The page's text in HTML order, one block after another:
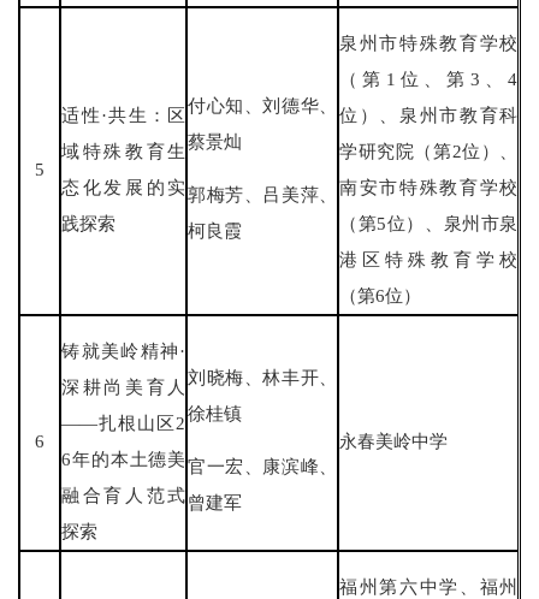
5
适性·共生：区
域特殊教育生
态化发展的实
践探索
付心知、刘德华、
蔡景灿
郭梅芳、吕美萍、
柯良霞
泉州市特殊教育学校
（第1位、第3、4
位）、泉州市教育科
学研究院（第2位）、
南安市特殊教育学校
（第5位）、泉州市泉
港区特殊教育学校
（第6位）
6
铸就美岭精神·
深耕尚美育人
——扎根山区2
6年的本土德美
融合育人范式
探索
刘晓梅、林丰开、
徐桂镇
官一宏、康滨峰、
曾建军
永春美岭中学
福州第六中学、福州